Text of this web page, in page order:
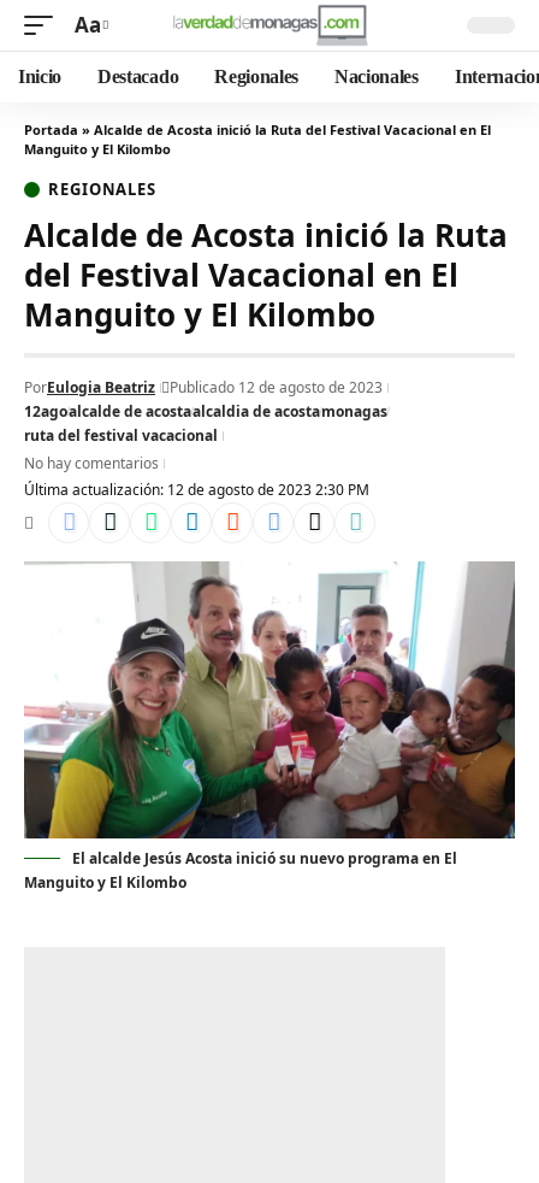
Aa
Inicio Destacado Regionales Nacionales
Portada » Alcalde de Acosta inició la Ruta del Festival Vacacional en El
Manguito y El Kilombo
REGIONALES
Alcalde de Acosta inició la Ruta
del Festival Vacacional en El
Manguito y El Kilombo
Última actualización: 12 de agosto de 2023 2:30 PM
PorEulogia Beatriz
Publicado 12 de agosto de 2023
12agoalcalde de acostaalcaldia de acostamonagas
ruta del festival vacacional
No hay comentarios
El alcalde Jesús Acosta inició su nuevo programa en El
Manguito y El Kilombo